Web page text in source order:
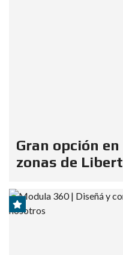
Gran opción
zonas de